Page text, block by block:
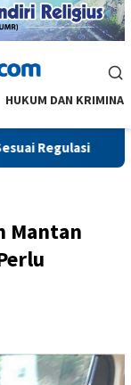
HUKUM DAN KRIMINAL
Sigap
Mantan